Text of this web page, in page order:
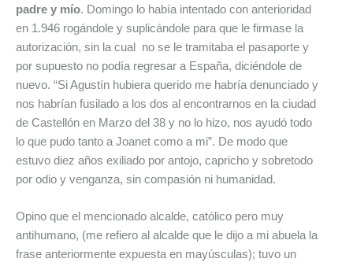
padre y mío. Domingo lo había intentado con anterioridad
en 1.946 rogándole y suplicándole para que le firmase la
autorización, sin la cual no se le tramitaba el pasaporte y
por supuesto no podía regresar a España, diciéndole de
nuevo. “Si Agustín hubiera querido me habría denunciado y
nos habrían fusilado a los dos al encontrarnos en la ciudad
de Castellón en Marzo del 38 y no lo hizo, nos ayudó todo
lo que pudo tanto a Joanet como a mi”. De modo que
estuvo diez años exiliado por antojo, capricho y sobretodo
por odio y venganza, sin compasión ni humanidad.
Opino que el mencionado alcalde, católico pero muy
antihumano, (me refiero al alcalde que le dijo a mi abuela la
frase anteriormente expuesta en mayúsculas); tuvo un